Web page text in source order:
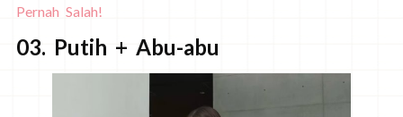
Pernah Salah!
03. Putih + Abu-abu